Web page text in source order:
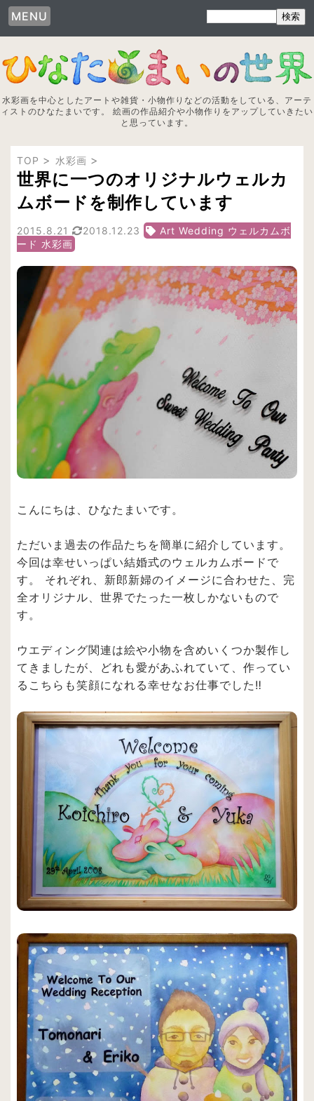
MENU
水彩画を中心としたアートや雑貨・小物作りなどの活動をしている、アーテ
ィストのひなたまいです。 絵画の作品紹介や小物作りをアップしていきたい
と思っています。
TOP 水彩画
世界に一つのオリジナルウェルカ
ムボードを制作しています
2015.8.21 2018.12.23
Art Wedding ウェルカムボ
ード 水彩画
こんにちは、ひなたまいです。
ただいま過去の作品たちを簡単に紹介しています。
今回は幸せいっぱい結婚式のウェルカムボードで
す。 それぞれ、新郎新婦のイメージに合わせた、完
全オリジナル、世界でたった一枚しかないもので
す。
ウエディング関連は絵や小物を含めいくつか製作し
てきましたが、どれも愛があふれていて、作ってい
るこちらも笑顔になれる幸せなお仕事でした‼